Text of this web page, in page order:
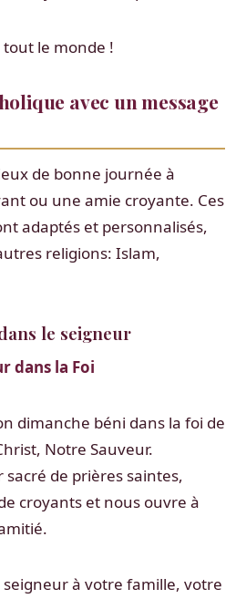
tout le monde !
avec un message
de bonne journée à
ou une amie croyante. Ces
adaptés et personnalisés,
religions: Islam,
le seigneur
dans la Foi
dimanche béni dans la foi de
Notre Sauveur.
de prières saintes,
croyants et nous ouvre à
à votre famille, votre